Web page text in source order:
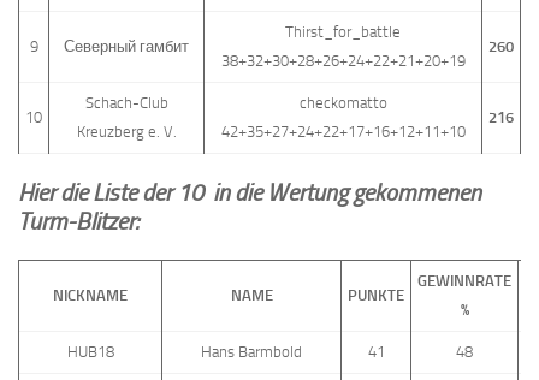
9 Северный гамбит
Thirst_for_battle
38+32+30+28+26+24+22+21+20+19
260
10
Schach-Club
Kreuzberg e. V.
checkomatto
42+35+27+24+22+17+16+12+11+10
216
Hier die Liste der 10 in die Wertung gekommenen
Turm-Blitzer:
NICKNAME NAME PUNKTE
GEWINNRATE
%
HUB18 Hans Barmbold 41 48